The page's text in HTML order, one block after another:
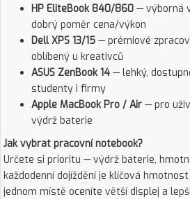
HP EliteBook 840/860 — výborná
dobrý poměr cena/výkon
Dell XPS 13/15 — prémiové
oblíbený u kreativců
ASUS ZenBook 14 — lehký,
studenty i firmy
Apple MacBook Pro / Air — pro
výdrž baterie
Jak vybrat pracovní notebook?
Určete si prioritu — výdrž baterie,
každodenní dojíždění je klíčová
jednom místě oceníte větší displej a